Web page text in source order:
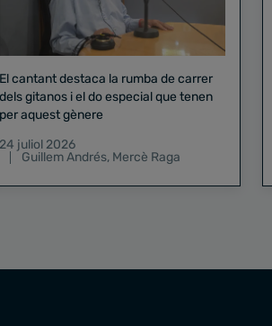
El cantant destaca la rumba de carrer
dels gitanos i el do especial que tenen
per aquest gènere
24 juliol 2026
Guillem Andrés, Mercè Raga